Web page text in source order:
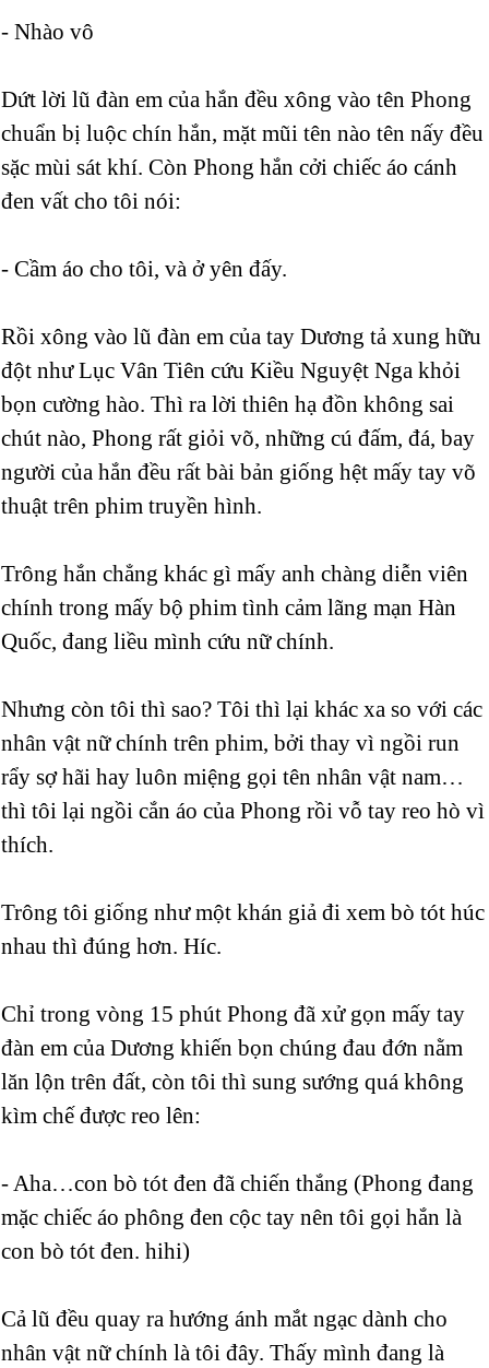
- Nhào vô
Dứt lời lũ đàn em của hắn đều xông vào tên Phong
chuẩn bị luộc chín hắn, mặt mũi tên nào tên nấy đều
sặc mùi sát khí. Còn Phong hắn cởi chiếc áo cánh
đen vất cho tôi nói:
- Cầm áo cho tôi, và ở yên đấy.
Rồi xông vào lũ đàn em của tay Dương tả xung hữu
đột như Lục Vân Tiên cứu Kiều Nguyệt Nga khỏi
bọn cường hào. Thì ra lời thiên hạ đồn không sai
chút nào, Phong rất giỏi võ, những cú đấm, đá, bay
người của hắn đều rất bài bản giống hệt mấy tay võ
thuật trên phim truyền hình.
Trông hắn chẳng khác gì mấy anh chàng diễn viên
chính trong mấy bộ phim tình cảm lãng mạn Hàn
Quốc, đang liều mình cứu nữ chính.
Nhưng còn tôi thì sao? Tôi thì lại khác xa so với các
nhân vật nữ chính trên phim, bởi thay vì ngồi run
rẩy sợ hãi hay luôn miệng gọi tên nhân vật nam…
thì tôi lại ngồi cắn áo của Phong rồi vỗ tay reo hò vì
thích.
Trông tôi giống như một khán giả đi xem bò tót húc
nhau thì đúng hơn. Híc.
Chỉ trong vòng 15 phút Phong đã xử gọn mấy tay
đàn em của Dương khiến bọn chúng đau đớn nằm
lăn lộn trên đất, còn tôi thì sung sướng quá không
kìm chế được reo lên:
- Aha…con bò tót đen đã chiến thắng (Phong đang
mặc chiếc áo phông đen cộc tay nên tôi gọi hắn là
con bò tót đen. hihi)
Cả lũ đều quay ra hướng ánh mắt ngạc dành cho
nhân vật nữ chính là tôi đây. Thấy mình đang là